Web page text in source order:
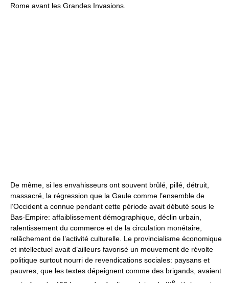
Rome avant les Grandes Invasions.
De même, si les envahisseurs ont souvent brûlé, pillé, détruit,
massacré, la régression que la Gaule comme l’ensemble de
l’Occident a connue pendant cette période avait débuté sous le
Bas-Empire: affaiblissement démographique, déclin urbain,
ralentissement du commerce et de la circulation monétaire,
relâchement de l’activité culturelle. Le provincialisme économique
et intellectuel avait d’ailleurs favorisé un mouvement de révolte
politique surtout nourri de revendications sociales: paysans et
pauvres, que les textes dépeignent comme des brigands, avaient